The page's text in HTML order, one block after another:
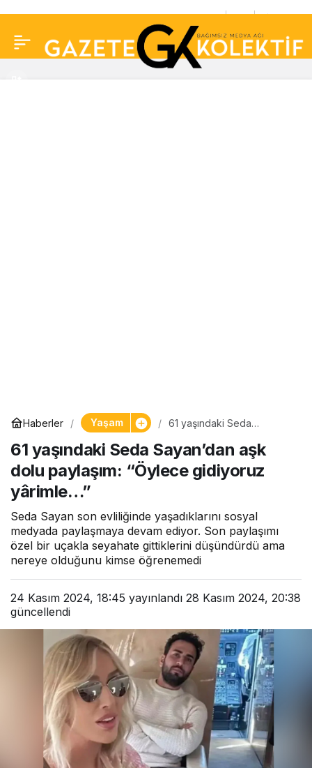
Haberler Yaşam
61 yaşındaki Seda
paylaşım: “Öylece
gidiyoruz yârimle…”
61 yaşındaki Seda Sayan’dan aşk
dolu paylaşım: “Öylece gidiyoruz
yârimle…”
Seda Sayan son evliliğinde yaşadıklarını sosyal
medyada paylaşmaya devam ediyor. Son paylaşımı
özel bir uçakla seyahate gittiklerini düşündürdü ama
nereye olduğunu kimse öğrenemedi
24 Kasım 2024, 18:45 yayınlandı 28 Kasım 2024, 20:38
güncellendi
Bakan Yusuf Tekin’e